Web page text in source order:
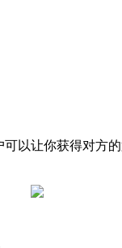
以让你获得对方